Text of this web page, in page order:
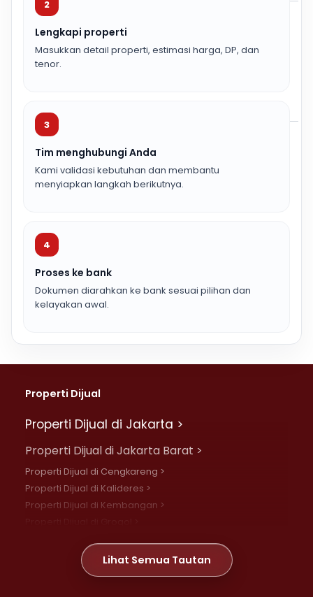
2
Lengkapi properti
Masukkan detail properti, estimasi harga, DP, dan
tenor.
3
Tim menghubungi Anda
Kami validasi kebutuhan dan membantu
menyiapkan langkah berikutnya.
4
Proses ke bank
Dokumen diarahkan ke bank sesuai pilihan dan
kelayakan awal.
Properti Dijual
Properti Dijual di Jakarta >
Properti Dijual di Jakarta Barat >
Properti Dijual di Cengkareng >
Properti Dijual di Kalideres >
Properti Dijual di Kembangan >
Properti Dijual di Meruya >
Properti Dijual di Jelambar >
Lihat Semua Tautan